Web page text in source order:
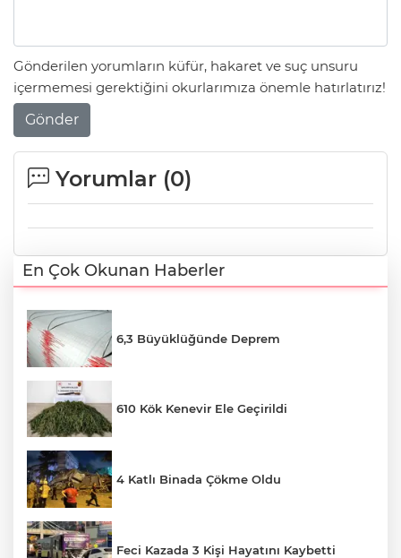
Gönderilen yorumların küfür, hakaret ve suç unsuru
içermemesi gerektiğini okurlarımıza önemle hatırlatırız!
Gönder
Yorumlar (0)
En Çok Okunan Haberler
6,3 Büyüklüğünde Deprem
610 Kök Kenevir Ele Geçirildi
4 Katlı Binada Çökme Oldu
Feci Kazada 3 Kişi Hayatını Kaybetti